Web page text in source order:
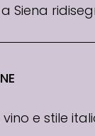
Siena
vino e stile